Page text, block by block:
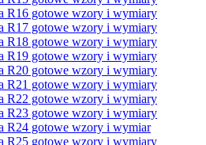
R16 gotowe wzory i wymiary
R17 gotowe wzory i wymiary
R18 gotowe wzory i wymiary
R19 gotowe wzory i wymiary
R20 gotowe wzory i wymiary
R21 gotowe wzory i wymiary
R22 gotowe wzory i wymiary
R23 gotowe wzory i wymiary
R24 gotowe wzory i wymiar
R25 gotowe wzory i wymiary